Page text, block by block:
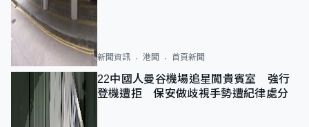
新聞資訊 港聞 首頁新聞
22中國人曼谷機場追星闖貴賓室 強行
登機遭拒 保安做歧視手勢遭紀律處分